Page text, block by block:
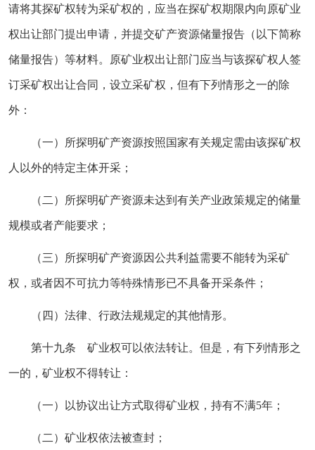
请将其探矿权转为采矿权的，应当在探矿权期限内向原矿业
权出让部门提出申请，并提交矿产资源储量报告（以下简称
储量报告）等材料。原矿业权出让部门应当与该探矿权人签
订采矿权出让合同，设立采矿权，但有下列情形之一的除
外：
（一）所探明矿产资源按照国家有关规定需由该探矿权
人以外的特定主体开采；
（二）所探明矿产资源未达到有关产业政策规定的储量
规模或者产能要求；
（三）所探明矿产资源因公共利益需要不能转为采矿
权，或者因不可抗力等特殊情形已不具备开采条件；
（四）法律、行政法规规定的其他情形。
第十九条 矿业权可以依法转让。但是，有下列情形之
一的，矿业权不得转让：
（一）以协议出让方式取得矿业权，持有不满5年；
（二）矿业权依法被查封；